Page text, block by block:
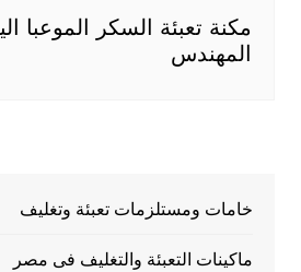
مكنة تعبئة السكر الموعبا
المهندس
خامات ومستلزمات تعبئة وتغليف
ماكينات التعبئة والتغليف فى مصر